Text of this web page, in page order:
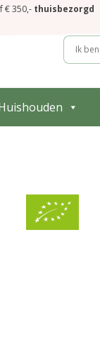
€ 350,- thuisbezorgd